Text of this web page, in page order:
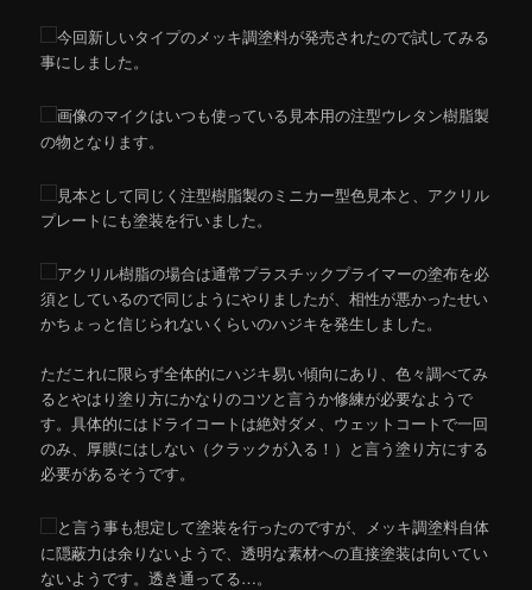
今回新しいタイプのメッキ調塗料が発売されたので試してみる
事にしました。
画像のマイクはいつも使っている見本用の注型ウレタン樹脂製
の物となります。
見本として同じく注型樹脂製のミニカー型色見本と、アクリル
プレートにも塗装を行いました。
アクリル樹脂の場合は通常プラスチックプライマーの塗布を必
須としているので同じようにやりましたが、相性が悪かったせい
かちょっと信じられないくらいのハジキを発生しました。
ただこれに限らず全体的にハジキ易い傾向にあり、色々調べてみ
るとやはり塗り方にかなりのコツと言うか修練が必要なようで
す。具体的にはドライコートは絶対ダメ、ウェットコートで一回
のみ、厚膜にはしない（クラックが入る！）と言う塗り方にする
必要があるそうです。
と言う事も想定して塗装を行ったのですが、メッキ調塗料自体
に隠蔽力は余りないようで、透明な素材への直接塗装は向いてい
ないようです。透き通ってる…。